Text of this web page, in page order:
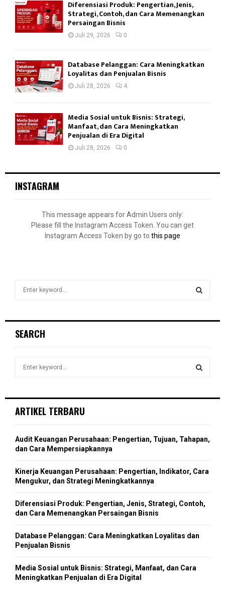
Diferensiasi Produk: Pengertian, Jenis,
Strategi, Contoh, dan Cara Memenangkan
Persaingan Bisnis
Juli 29, 2026 0
Database Pelanggan: Cara Meningkatkan
Loyalitas dan Penjualan Bisnis
Juli 28, 2026 4
Media Sosial untuk Bisnis: Strategi,
Manfaat, dan Cara Meningkatkan
Penjualan di Era Digital
Juli 28, 2026 0
INSTAGRAM
This message appears for Admin Users only:
Please fill the Instagram Access Token. You can get
Instagram Access Token by go to this page
h
R
SEARCH
h
o
r
C
ARTIKEL TERBARU
Audit Keuangan Perusahaan: Pengertian, Tujuan, Tahapan,
dan Cara Mempersiapkannya
Kinerja Keuangan Perusahaan: Pengertian, Indikator, Cara
Mengukur, dan Strategi Meningkatkannya
Diferensiasi Produk: Pengertian, Jenis, Strategi, Contoh,
dan Cara Memenangkan Persaingan Bisnis
Database Pelanggan: Cara Meningkatkan Loyalitas dan
Penjualan Bisnis
Media Sosial untuk Bisnis: Strategi, Manfaat, dan Cara
Meningkatkan Penjualan di Era Digital